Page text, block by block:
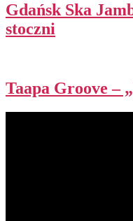
Gdańsk Ska
stoczni
Taapa Groove –